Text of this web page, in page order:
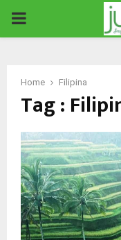
PRIMARY
Home Filipina
Tag :